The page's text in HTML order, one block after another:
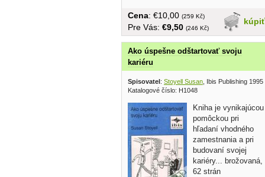
kúpiť
Cena: €10,00 (259 Kč)
Pre Vás: €9,50 (246 Kč)
Ako úspešne odštartovať svoju
kariéru
Spisovatel: Stoyell Susan , Ibis Publishing 1995
Katalogové číslo: H1048
Kniha je vynikajúcou
pomôckou pri
hľadaní vhodného
zamestnania a pri
budovaní svojej
kariéry... brožovaná,
62 strán